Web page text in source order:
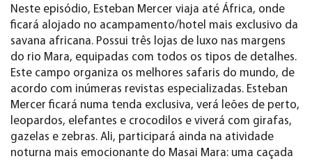
Neste episódio, Esteban Mercer viaja até África, onde
ficará alojado no acampamento/hotel mais exclusivo da
savana africana. Possui três lojas de luxo nas margens
do rio Mara, equipadas com todos os tipos de detalhes.
Este campo organiza os melhores safaris do mundo, de
acordo com inúmeras revistas especializadas. Esteban
Mercer ficará numa tenda exclusiva, verá leões de perto,
leopardos, elefantes e crocodilos e viverá com girafas,
gazelas e zebras. Ali, participará ainda na atividade
noturna mais emocionante do Masai Mara: uma caçada